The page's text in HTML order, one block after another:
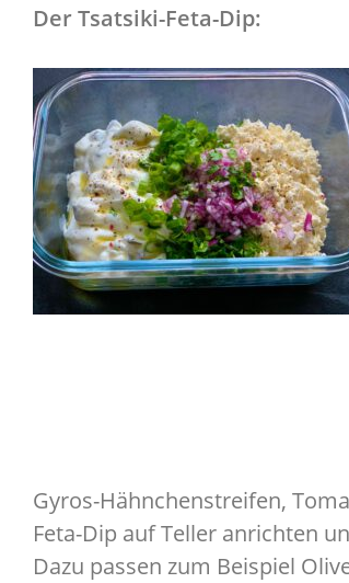
Der Tsatsiki-Feta-Dip:
Gyros-Hähnchenstreifen,
Feta-Dip auf Teller anrichten
Dazu passen zum Beispiel